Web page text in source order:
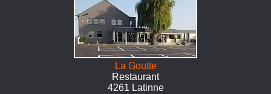
La Goutte
Restaurant
4261 Latinne